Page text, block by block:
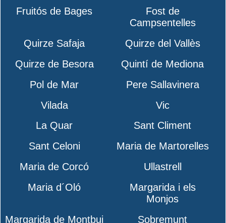
Fruitós de Bages
Fost de
Campsentelles
Quirze Safaja
Quirze del Vallès
Quirze de Besora
Quintí de Mediona
Pol de Mar
Pere Sallavinera
Vilada
Vic
La Quar
Sant Climent
Sant Celoni
Maria de Martorelles
Maria de Corcó
Ullastrell
Maria d´Oló
Margarida i els
Monjos
Margarida de Montbui
Sobremunt